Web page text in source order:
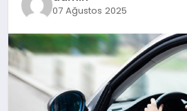
BESLENME07 Ağustos 2025